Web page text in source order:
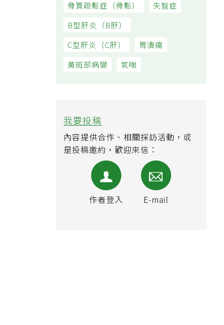
骨質疏鬆症（骨鬆） 失智症
B型肝炎（B肝）
C型肝炎（C肝）
黃斑部病變
我要投稿
內容提供合作、相關採訪活動，或
是投稿邀約，歡迎來信：